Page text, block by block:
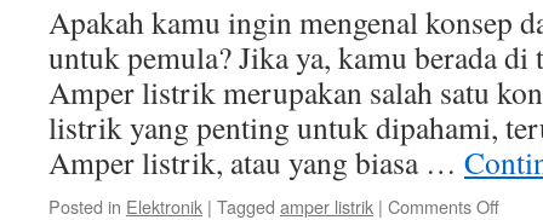
Apakah kamu ingin mengenal konsep
untuk pemula? Jika ya, kamu berada di
Amper listrik merupakan salah satu
listrik yang penting untuk dipahami,
Amper listrik, atau yang biasa …
Posted in Elektronik | Tagged amper listrik | Comments Offon